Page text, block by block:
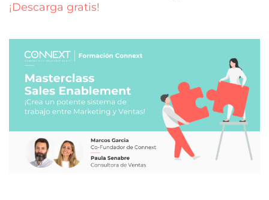
¡Descarga gratis!